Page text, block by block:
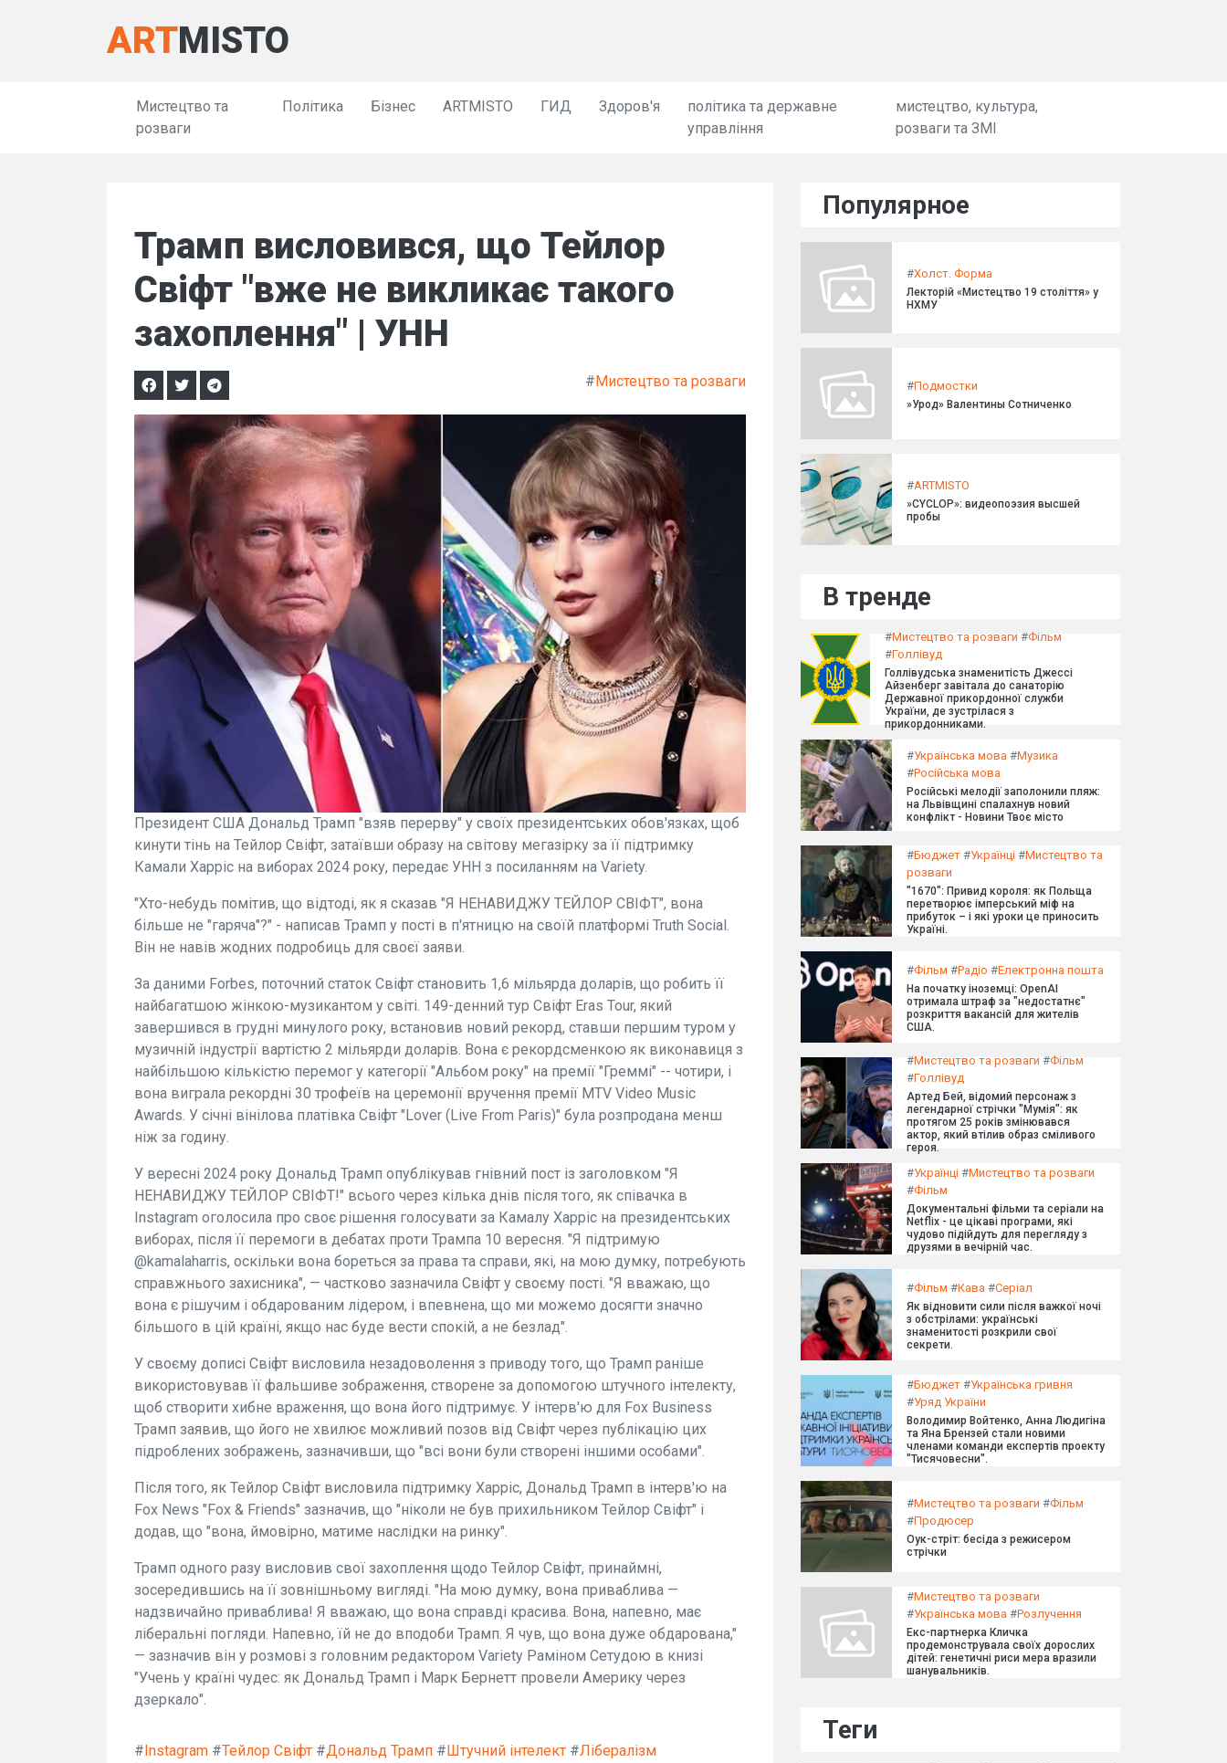
ARTMISTO
Мистецтво та
розваги
Політика Бізнес ARTMISTO ГИД Здоров'я
політика та державне
управління
мистецтво, культура,
розваги та ЗМІ
Трамп висловився, що Тейлор
Свіфт "вже не викликає такого
захоплення" | УНН
#Мистецтво та розваги
Президент США Дональд Трамп "взяв перерву" у своїх президентських обов'язках, щоб
кинути тінь на Тейлор Свіфт, затаївши образу на світову мегазірку за її підтримку
Камали Харріс на виборах 2024 року, передає УНН з посиланням на Variety.
"Хто-небудь помітив, що відтоді, як я сказав "Я НЕНАВИДЖУ ТЕЙЛОР СВІФТ", вона
більше не "гаряча"?" - написав Трамп у пості в п'ятницю на своїй платформі Truth Social.
Він не навів жодних подробиць для своєї заяви.
За даними Forbes, поточний статок Свіфт становить 1,6 мільярда доларів, що робить її
найбагатшою жінкою-музикантом у світі. 149-денний тур Свіфт Eras Tour, який
завершився в грудні минулого року, встановив новий рекорд, ставши першим туром у
музичній індустрії вартістю 2 мільярди доларів. Вона є рекордсменкою як виконавиця з
найбільшою кількістю перемог у категорії "Альбом року" на премії "Греммі" -- чотири, і
вона виграла рекордні 30 трофеїв на церемонії вручення премії MTV Video Music
Awards. У січні вінілова платівка Свіфт "Lover (Live From Paris)" була розпродана менш
ніж за годину.
У вересні 2024 року Дональд Трамп опублікував гнівний пост із заголовком "Я
НЕНАВИДЖУ ТЕЙЛОР СВІФТ!" всього через кілька днів після того, як співачка в
Instagram оголосила про своє рішення голосувати за Камалу Харріс на президентських
виборах, після її перемоги в дебатах проти Трампа 10 вересня. "Я підтримую
@kamalaharris, оскільки вона бореться за права та справи, які, на мою думку, потребують
справжнього захисника", — частково зазначила Свіфт у своєму пості. "Я вважаю, що
вона є рішучим і обдарованим лідером, і впевнена, що ми можемо досягти значно
більшого в цій країні, якщо нас буде вести спокій, а не безлад".
У своєму дописі Свіфт висловила незадоволення з приводу того, що Трамп раніше
використовував її фальшиве зображення, створене за допомогою штучного інтелекту,
щоб створити хибне враження, що вона його підтримує. У інтерв'ю для Fox Business
Трамп заявив, що його не хвилює можливий позов від Свіфт через публікацію цих
підроблених зображень, зазначивши, що "всі вони були створені іншими особами".
Після того, як Тейлор Свіфт висловила підтримку Харріс, Дональд Трамп в інтерв'ю на
Fox News "Fox & Friends" зазначив, що "ніколи не був прихильником Тейлор Свіфт" і
додав, що "вона, ймовірно, матиме наслідки на ринку".
Трамп одного разу висловив свої захоплення щодо Тейлор Свіфт, принаймні,
зосередившись на її зовнішньому вигляді. "На мою думку, вона приваблива —
надзвичайно приваблива! Я вважаю, що вона справді красива. Вона, напевно, має
ліберальні погляди. Напевно, їй не до вподоби Трамп. Я чув, що вона дуже обдарована,"
— зазначив він у розмові з головним редактором Variety Раміном Сетудою в книзі
"Учень у країні чудес: як Дональд Трамп і Марк Бернетт провели Америку через
дзеркало".
#Instagram #Тейлор Свіфт #Дональд Трамп #Штучний інтелект #Лібералізм
Популярное
#Холст. Форма
Лекторій «Мистецтво 19 століття» у
НХМУ
#Подмостки
»Урод» Валентины Сотниченко
#ARTMISTO
»CYCLOP»: видеопоэзия высшей
пробы
В тренде
#Мистецтво та розваги #Фільм
#Голлівуд
Голлівудська знаменитість Джессі
Айзенберг завітала до санаторію
Державної прикордонної служби
України, де зустрілася з
прикордонниками.
#Українська мова #Музика
#Російська мова
Російські мелодії заполонили пляж:
на Львівщині спалахнув новий
конфлікт - Новини Твоє місто
#Бюджет #Українці #Мистецтво та
розваги
"1670": Привид короля: як Польща
перетворює імперський міф на
прибуток – і які уроки це приносить
Україні.
#Фільм #Радіо #Електронна пошта
На початку іноземці: OpenAI
отримала штраф за "недостатнє"
розкриття вакансій для жителів
США.
#Мистецтво та розваги #Фільм
#Голлівуд
Артед Бей, відомий персонаж з
легендарної стрічки "Мумія": як
протягом 25 років змінювався
актор, який втілив образ сміливого
героя.
#Українці #Мистецтво та розваги
#Фільм
Документальні фільми та серіали на
Netflix - це цікаві програми, які
чудово підійдуть для перегляду з
друзями в вечірній час.
#Фільм #Кава #Серіал
Як відновити сили після важкої ночі
з обстрілами: українські
знаменитості розкрили свої
секрети.
#Бюджет #Українська гривня
#Уряд України
Володимир Войтенко, Анна Людигіна
та Яна Брензей стали новими
членами команди експертів проекту
"Тисячовесни".
#Мистецтво та розваги #Фільм
#Продюсер
Оук-стріт: бесіда з режисером
стрічки
#Мистецтво та розваги
#Українська мова #Розлучення
Екс-партнерка Кличка
продемонструвала своїх дорослих
дітей: генетичні риси мера вразили
шанувальників.
Теги